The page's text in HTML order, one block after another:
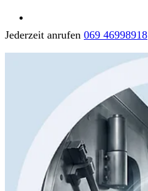
Jederzeit anrufen 069 46998918